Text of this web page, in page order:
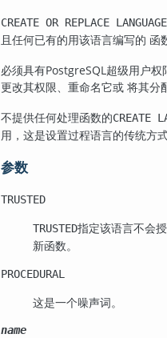
CREATE OR REPLACE LANGUAGE
且任何已有的用该语言编写的 函
必须具有PostgreSQL超级用户权
更改其权限、重命名它或 将其分
不提供任何处理函数的CREATE
用，这是设置过程语言的传统方式
参数
TRUSTED
TRUSTED指定该语言不会
新函数。
PROCEDURAL
这是一个噪声词。
name